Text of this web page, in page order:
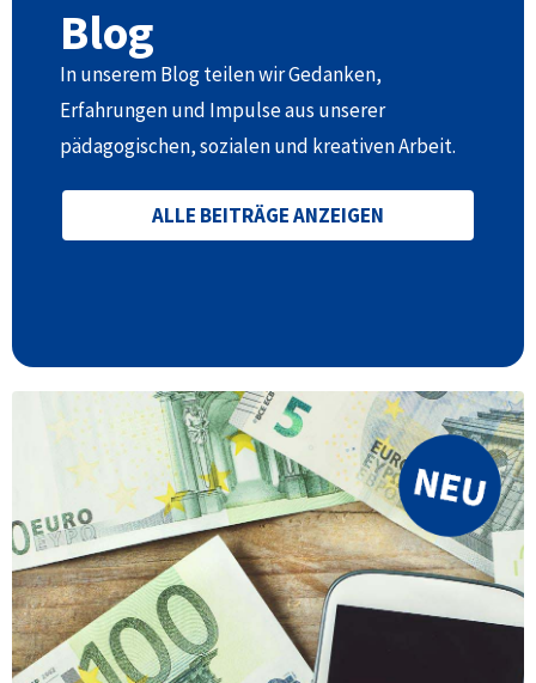
Blog
In unserem Blog teilen wir Gedanken,
Erfahrungen und Impulse aus unserer
pädagogischen, sozialen und kreativen Arbeit.
ALLE BEITRÄGE ANZEIGEN